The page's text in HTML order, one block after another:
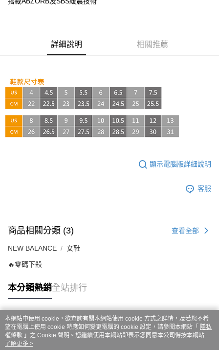
AFTEE先享後付
１．簡單：不需註冊會員、不需綁卡、不需儲值。
【「AFTEE先享後付」結帳流程】
１．於結帳方式選擇「AFTEE先享後付」後，將跳轉至「AFTEE先享後付」
結帳頁面，進行簡訊認證並確認金額後，即可完成結帳。
２．訂單成立數日內，您將收到繳費通知簡訊。
３．收到繳費通知簡訊後14天內，點擊此簡訊中的連結，可透過四大超商／
ATM／網路銀行／等多元方式進行付款，方視為交易完成。
※ 交易是否成功請以「AFTEE先享後付 」之結帳頁面顯示為準，若有關於
權轉讓予恩沛科技股份有限公司。
https://aftee.tw/terms/#terms3
「AFTEE先享後付」，若未經同意申辦者引起之損失，本公司不負相關責
４．使用「AFTEE先享後付」時，將依據個別帳號之用戶狀況，依本公司即
時審查核予不同之上限額度；若仍有額度不足之情形，本公司將視審查結果
請求用戶進行身份認證。
５．嚴禁一人註冊多個帳號或使用他人資訊註冊。若發現惡意使用之情形，
恩沛科技股份有限公司將有權停止該用戶之使用額度並採取法律行動。
每筆NT$60，滿NT$999(含以上)免運費
付款後全家取貨
每筆NT$60，滿NT$999(含以上)免運費
7-11取貨付款
詳細說明 相關推薦
顯示電腦版詳細說明
客服
商品相關分類 (3) 查看全部
NEW BALANCE 女鞋
🔥零碼下殺
本分類熱銷全站排行
熱門標籤
本網站中使用 cookie，欲查詢有關本網站使用 cookie 方式之詳情，及若您不希
望在電腦上使用 cookie 時應如何變更電腦的 cookie 設定，請參閱本網站「 隱私
權條款 」之 Cookie 聲明。您繼續使用本網站即表示您同意本公司得按本網站使
用條款之 Cookie 聲明使用 cookie。
了解更多 >